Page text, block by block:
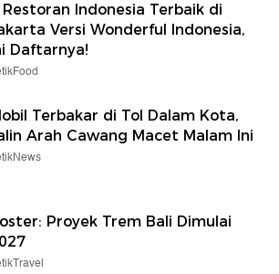
Indonesia Terbaik di
Versi Wonderful Indonesia,
Daftarnya!
Terbakar di Tol Dalam Kota,
Arah Cawang Macet Malam Ini
Proyek Trem Bali Dimulai